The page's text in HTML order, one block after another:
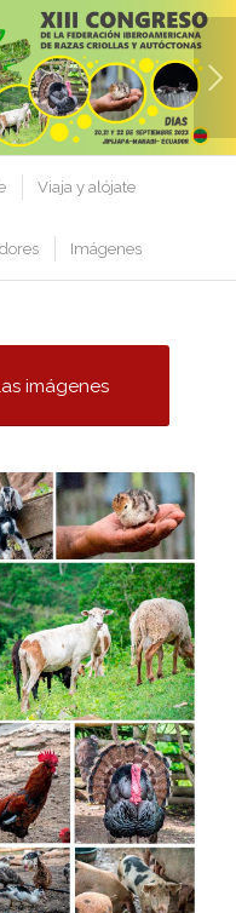
Posterior
1 2
Viaja y alójate
Imágenes
imágenes